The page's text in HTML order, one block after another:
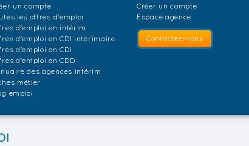
un compte
les offres d'emploi
d'emploi en intérim
d'emploi en CDI intérimaire
d'emploi en CDI
d'emploi en CDD
des agences intérim
métier
emploi
Créer un compte
Espace agence
Contactez-nous